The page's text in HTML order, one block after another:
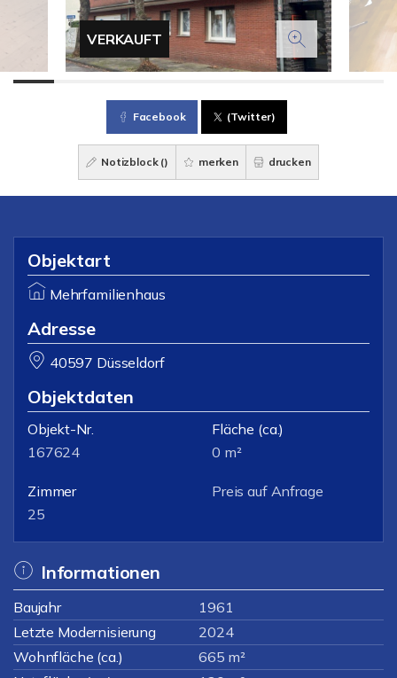
VERKAUFT
Facebook (Twitter)
Notizblock () merken drucken
Objektart
Mehrfamilienhaus
Adresse
40597 Düsseldorf
Objektdaten
Objekt-Nr.
167624
Fläche (ca.)
0 m²
Zimmer
25
Preis auf Anfrage
Informationen
Baujahr
1961
Letzte Modernisierung
2024
Wohnfläche (ca.)
665 m²